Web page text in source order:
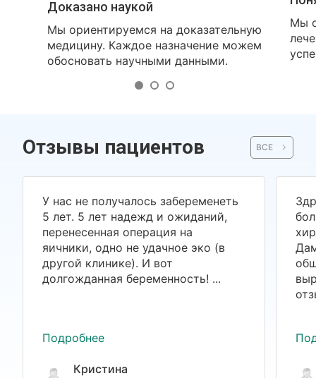
Доказано наукой
Мы ориентируемся на доказательную
медицину. Каждое назначение можем
обосновать научными данными.
Мы
Отзывы пациентов ВСЕ
У нас не получалось забеременеть
5 лет. 5 лет надежд и ожиданий,
перенесенная операция на
яичники, одно не удачное эко (в
другой клинике). И вот
долгожданная беременность! ...
Подробнее
Кристина